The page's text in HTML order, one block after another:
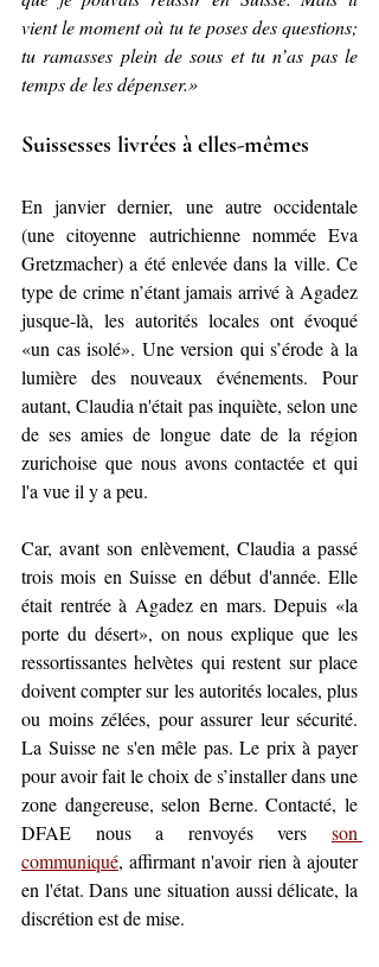
vient le moment où tu te poses des questions;
tu ramasses plein de sous et tu n’as pas le
temps de les dépenser.»
Suissesses livrées à elles-mêmes
En janvier dernier, une autre occidentale
(une citoyenne autrichienne nommée Eva
Gretzmacher) a été enlevée dans la ville. Ce
type de crime n’étant jamais arrivé à Agadez
jusque-là, les autorités locales ont évoqué
«un cas isolé». Une version qui s’érode à la
lumière des nouveaux événements. Pour
autant, Claudia n'était pas inquiète, selon une
de ses amies de longue date de la région
zurichoise que nous avons contactée et qui
l'a vue il y a peu.
Car, avant son enlèvement, Claudia a passé
trois mois en Suisse en début d'année. Elle
était rentrée à Agadez en mars. Depuis «la
porte du désert», on nous explique que les
ressortissantes helvètes qui restent sur place
doivent compter sur les autorités locales, plus
ou moins zélées, pour assurer leur sécurité.
La Suisse ne s'en mêle pas. Le prix à payer
pour avoir fait le choix de s’installer dans une
zone dangereuse, selon Berne. Contacté, le
DFAE nous a renvoyés vers son
communiqué, affirmant n'avoir rien à ajouter
en l'état. Dans une situation aussi délicate, la
discrétion est de mise.